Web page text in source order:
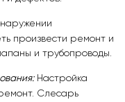
произвести ремонт и
и трубопроводы.
Настройка
Слесарь